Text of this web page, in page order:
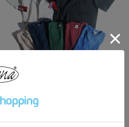
キャンバー CAMBER 302 マック
ツ MADE IN USA